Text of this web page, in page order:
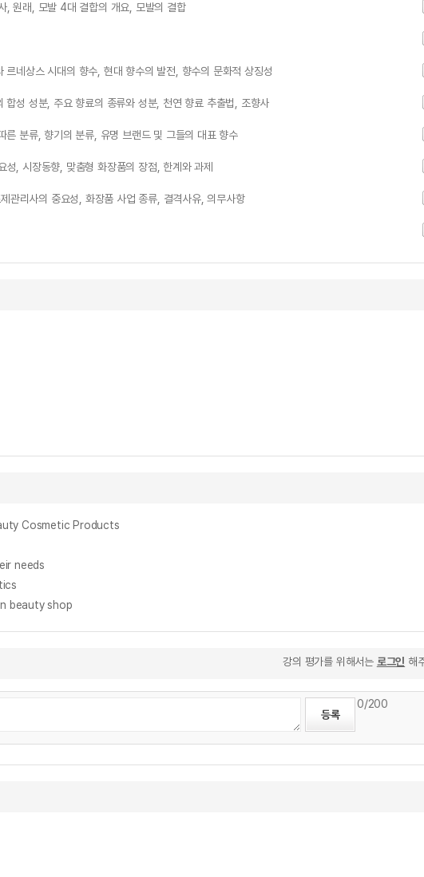
, 원래, 모발 4대 결합의 개요, 모발의 결합
네상스 시대의 향수, 현대 향수의 발전, 향수의 문화적 상징성
합성 성분, 주요 향료의 종류와 성분, 천연 향료 추출법, 조향사
른 분류, 향기의 분류, 유명 브랜드 및 그들의 대표 향수
, 시장동향, 맞춤형 화장품의 장점, 한계와 과제
관리사의 중요성, 화장품 사업 종류, 결격사유, 의무사항
Cosmetic Products
needs
beauty shop
강의 평가를 위해서는 로그인 해
0/200